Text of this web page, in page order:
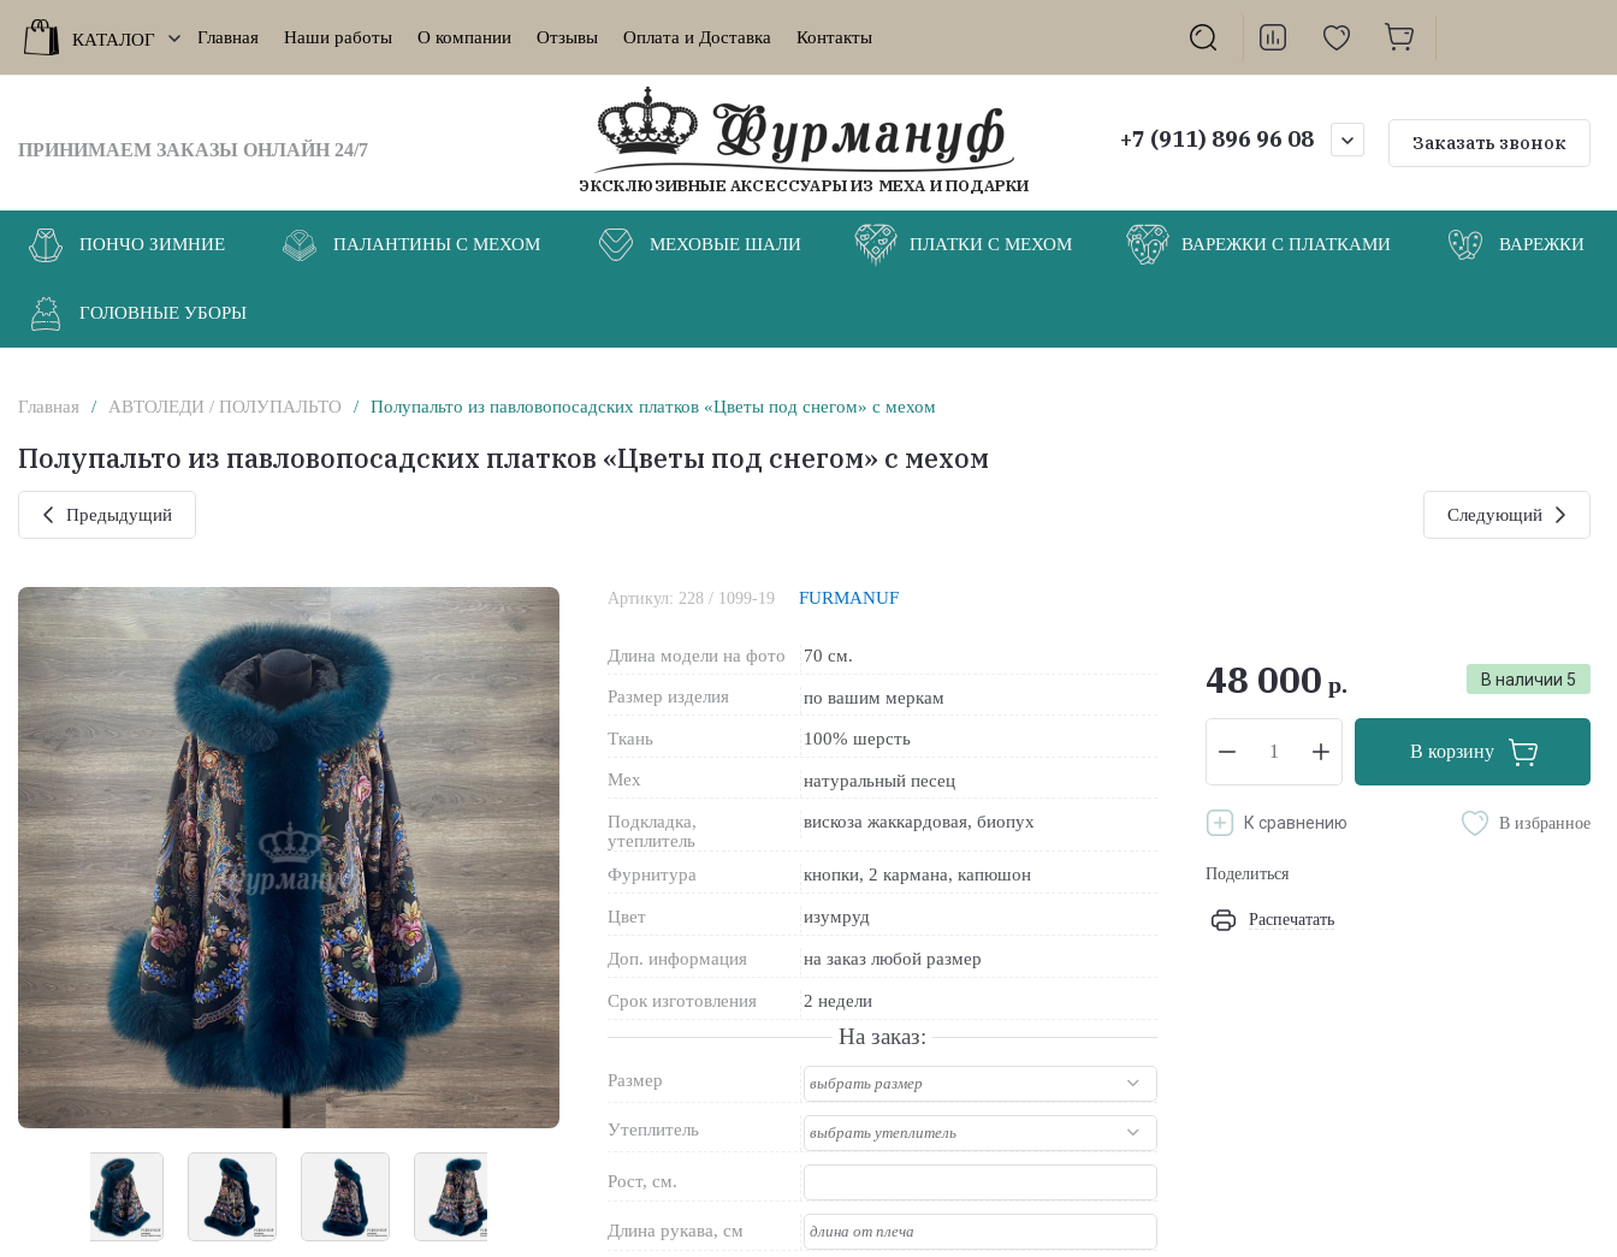
КАТАЛОГ Главная Наши работы О компании Отзывы Оплата и Доставка Контакты
ЭКСКЛЮЗИВНЫЕ АКСЕССУАРЫ ИЗ МЕХА И ПОДАРКИ
ПРИНИМАЕМ ЗАКАЗЫ ОНЛАЙН 24/7 +7 (911) 896 96 08 Заказать звонок
ПОНЧО ЗИМНИЕ ПАЛАНТИНЫ C МЕХОМ МЕХОВЫЕ ШАЛИ ПЛАТКИ С МЕХОМ ВАРЕЖКИ С ПЛАТКАМИ ВАРЕЖКИ
ГОЛОВНЫЕ УБОРЫ
Главная / АВТОЛЕДИ / ПОЛУПАЛЬТО / Полупальто из павловопосадских платков «Цветы под снегом» с мехом
Полупальто из павловопосадских платков «Цветы под снегом» с мехом
Предыдущий Следующий
Артикул: 228 / 1099-19 FURMANUF
Длина модели на фото 70 см.
Размер изделия по вашим меркам
Ткань 100% шерсть
Мех натуральный песец
Подкладка,
утеплитель
вискоза жаккардовая, биопух
Фурнитура кнопки, 2 кармана, капюшон
Цвет изумруд
Доп. информация на заказ любой размер
Рост, см.
Длина рукава, см
Срок изготовления 2 недели
На заказ:
Размер
Утеплитель
В наличии 5
48 000 р.
В корзину
К сравнению В избранное
Поделиться
Распечатать